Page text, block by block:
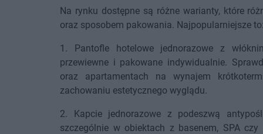
Na rynku dostępne są różne warianty, które
oraz sposobem pakowania. Najpopularniejsze to:
1. Pantofle hotelowe jednorazowe z
przewiewne i pakowane indywidualnie.
oraz apartamentach na wynajem
zachowaniu estetycznego wyglądu.
2. Kapcie jednorazowe z podeszwą
szczególnie w obiektach z basenem, SPA